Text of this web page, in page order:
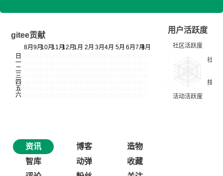
gitee贡献
用户活跃度
资讯 博客
造物
智库
动弹
收藏